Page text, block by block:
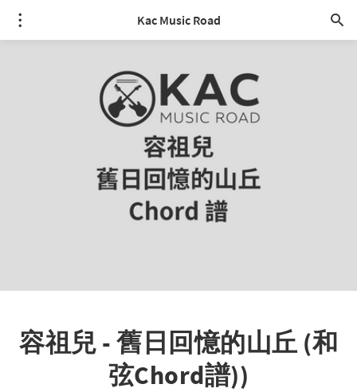
Kac Music Road
容祖兒 - 舊日回憶的山丘 (和
弦Chord譜))